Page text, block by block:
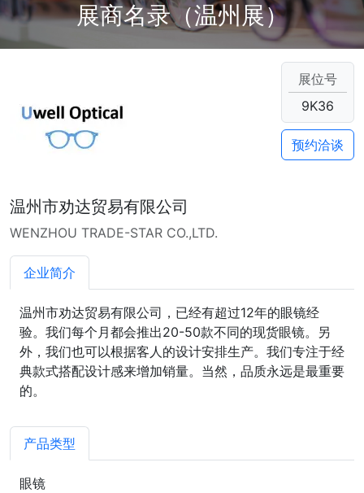
展商名录（温州展）
温州市劝达贸易有限公司
WENZHOU TRADE-STAR CO.,LTD.
展位号
9K36
预约洽谈
企业简介
温州市劝达贸易有限公司，已经有超过12年的眼镜经
验。我们每个月都会推出20-50款不同的现货眼镜。另
外，我们也可以根据客人的设计安排生产。我们专注于经
典款式搭配设计感来增加销量。当然，品质永远是最重要
的。
产品类型
眼镜